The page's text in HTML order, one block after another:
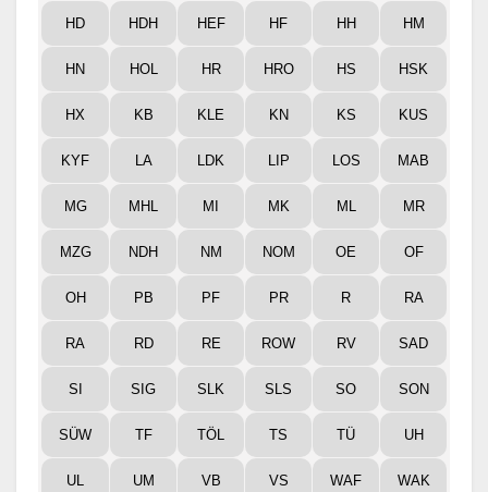
HD HDH HEF HF HH HM
HN HOL HR HRO HS HSK
HX KB KLE KN KS KUS
KYF LA LDK LIP LOS MAB
MG MHL MI MK ML MR
MZG NDH NM NOM OE OF
OH PB PF PR R RA
RA RD RE ROW RV SAD
SI SIG SLK SLS SO SON
SÜW TF TÖL TS TÜ UH
UL UM VB VS WAF WAK